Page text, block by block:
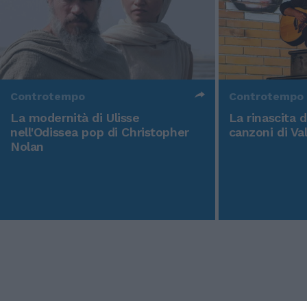
Controtempo
La modernità di Ulisse
nell'Odissea pop di Christopher
Nolan
Controtempo
La rinascita
canzoni di